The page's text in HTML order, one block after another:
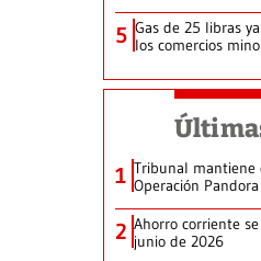
5 Gas de 25 libras
los comercios
1 Tribunal mantiene
Operación Pandora
2 Ahorro corriente
junio de 2026